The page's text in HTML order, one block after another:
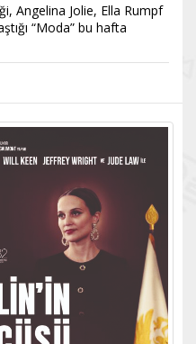
Angelina Jolie, Ella Rumpf
“Moda” bu hafta